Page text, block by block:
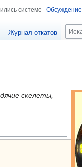
скелеты,
системе Обсуждение
Журнал откатов
П
о
к